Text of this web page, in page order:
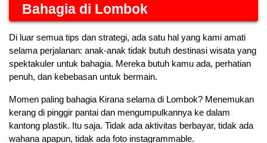
Bahagia di Lombok
Di luar semua tips dan strategi, ada satu hal yang kami amati
selama perjalanan: anak-anak tidak butuh destinasi wisata yang
spektakuler untuk bahagia. Mereka butuh kamu ada, perhatian
penuh, dan kebebasan untuk bermain.
Momen paling bahagia Kirana selama di Lombok? Menemukan
kerang di pinggir pantai dan mengumpulkannya ke dalam
kantong plastik. Itu saja. Tidak ada aktivitas berbayar, tidak ada
wahana apapun, tidak ada foto instagrammable.